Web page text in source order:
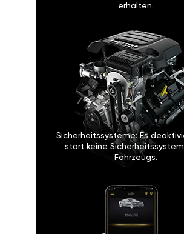
erhalten.
Sicherheitssysteme: Es
stört keine
Fahrzeugs.